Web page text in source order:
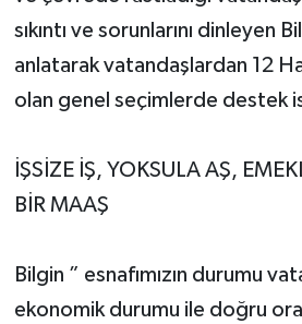
sıkıntı ve sorunlarını dinleyen
anlatarak vatandaşlardan 12
olan genel seçimlerde destek
İŞSİZE İŞ, YOKSULA AŞ,
BİR MAAŞ
Bilgin ” esnafımızın durumu
ekonomik durumu ile doğru